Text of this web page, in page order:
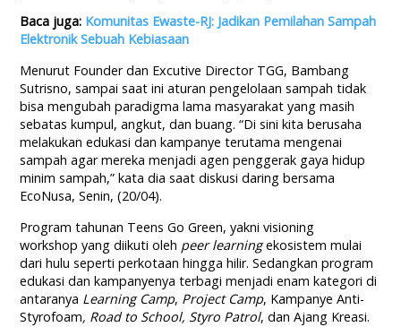
Baca juga: Komunitas Ewaste-RJ: Jadikan Pemilahan Sampah
Elektronik Sebuah Kebiasaan
Menurut Founder dan Excutive Director TGG, Bambang
Sutrisno, sampai saat ini aturan pengelolaan sampah tidak
bisa mengubah paradigma lama masyarakat yang masih
sebatas kumpul, angkut, dan buang. “Di sini kita berusaha
melakukan edukasi dan kampanye terutama mengenai
sampah agar mereka menjadi agen penggerak gaya hidup
minim sampah,” kata dia saat diskusi daring bersama
EcoNusa, Senin, (20/04).
Program tahunan Teens Go Green, yakni visioning
workshop yang diikuti oleh peer learning ekosistem mulai
dari hulu seperti perkotaan hingga hilir. Sedangkan program
edukasi dan kampanyenya terbagi menjadi enam kategori di
antaranya Learning Camp, Project Camp, Kampanye Anti-
Styrofoam, Road to School, Styro Patrol, dan Ajang Kreasi.